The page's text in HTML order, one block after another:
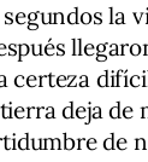
la
certeza
deja de
de